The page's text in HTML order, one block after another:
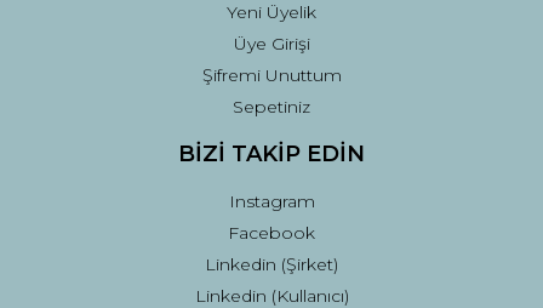
Yeni Üyelik
Üye Girişi
Şifremi Unuttum
Sepetiniz
BİZİ TAKİP EDİN
Instagram
Facebook
Linkedin (Şirket)
Linkedin (Kullanıcı)